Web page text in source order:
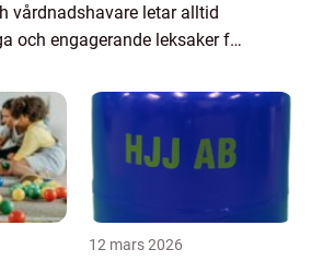
vårdnadshavare letar alltid
och engagerande leksaker för
grundlig översikt öve...
12 mars 2026